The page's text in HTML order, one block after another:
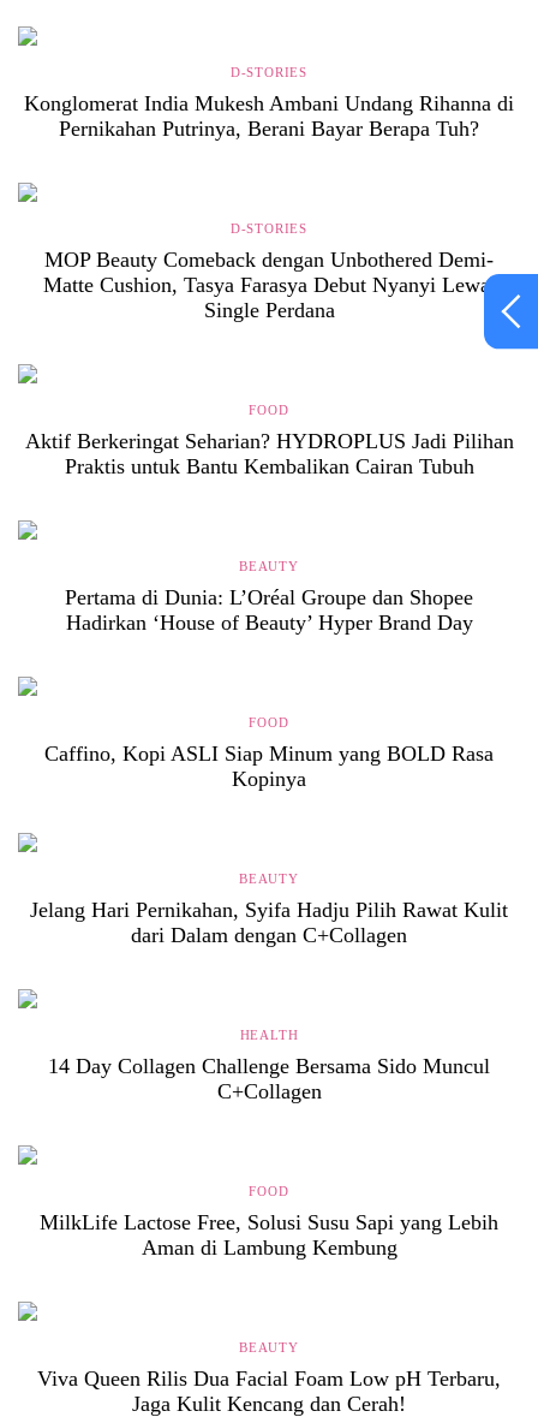
D-STORIES
Konglomerat India Mukesh Ambani Undang Rihanna di
Pernikahan Putrinya, Berani Bayar Berapa Tuh?
D-STORIES
MOP Beauty Comeback dengan Unbothered Demi-
Matte Cushion, Tasya Farasya Debut Nyanyi Lewat
Single Perdana
FOOD
Aktif Berkeringat Seharian? HYDROPLUS Jadi Pilihan
Praktis untuk Bantu Kembalikan Cairan Tubuh
BEAUTY
Pertama di Dunia: L’Oréal Groupe dan Shopee
Hadirkan ‘House of Beauty’ Hyper Brand Day
FOOD
Caffino, Kopi ASLI Siap Minum yang BOLD Rasa
Kopinya
BEAUTY
Jelang Hari Pernikahan, Syifa Hadju Pilih Rawat Kulit
dari Dalam dengan C+Collagen
HEALTH
14 Day Collagen Challenge Bersama Sido Muncul
C+Collagen
FOOD
MilkLife Lactose Free, Solusi Susu Sapi yang Lebih
Aman di Lambung Kembung
BEAUTY
Viva Queen Rilis Dua Facial Foam Low pH Terbaru,
Jaga Kulit Kencang dan Cerah!